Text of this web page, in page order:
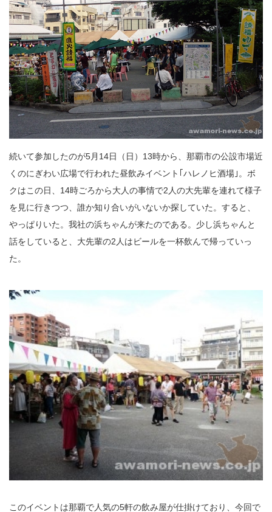
続いて参加したのが5月14日（日）13時から、那覇市の公設市場近
くのにぎわい広場で行われた昼飲みイベント｢ハレノヒ酒場｣。ボ
クはこの日、14時ごろから大人の事情で2人の大先輩を連れて様子
を見に行きつつ、誰か知り合いがいないか探していた。すると、
やっぱりいた。我社の浜ちゃんが来たのである。少し浜ちゃんと
話をしていると、大先輩の2人はビールを一杯飲んで帰っていっ
た。
このイベントは那覇で人気の5軒の飲み屋が仕掛けており、今回で